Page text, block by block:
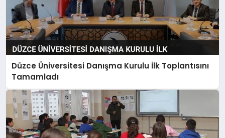
Düzce Üniversitesi Danışma Kurulu İlk Toplantısını
Tamamladı